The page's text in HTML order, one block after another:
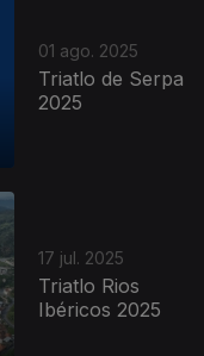
01 ago. 2025
Triatlo de Serpa
2025
17 jul. 2025
Triatlo Rios
Ibéricos 2025